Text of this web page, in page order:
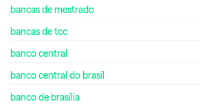
bancas de mestrado
bancas de tcc
banco central
banco central do brasil
banco de brasília